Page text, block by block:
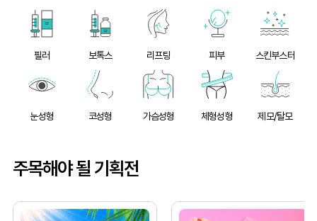
필러 보톡스 리프팅 피부 스킨부스터
눈성형 코성형 가슴성형 체형성형 제모/탈모
주목해야 될 기획전